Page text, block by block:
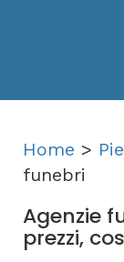
Home >
funebri
Agenzie
prezzi,